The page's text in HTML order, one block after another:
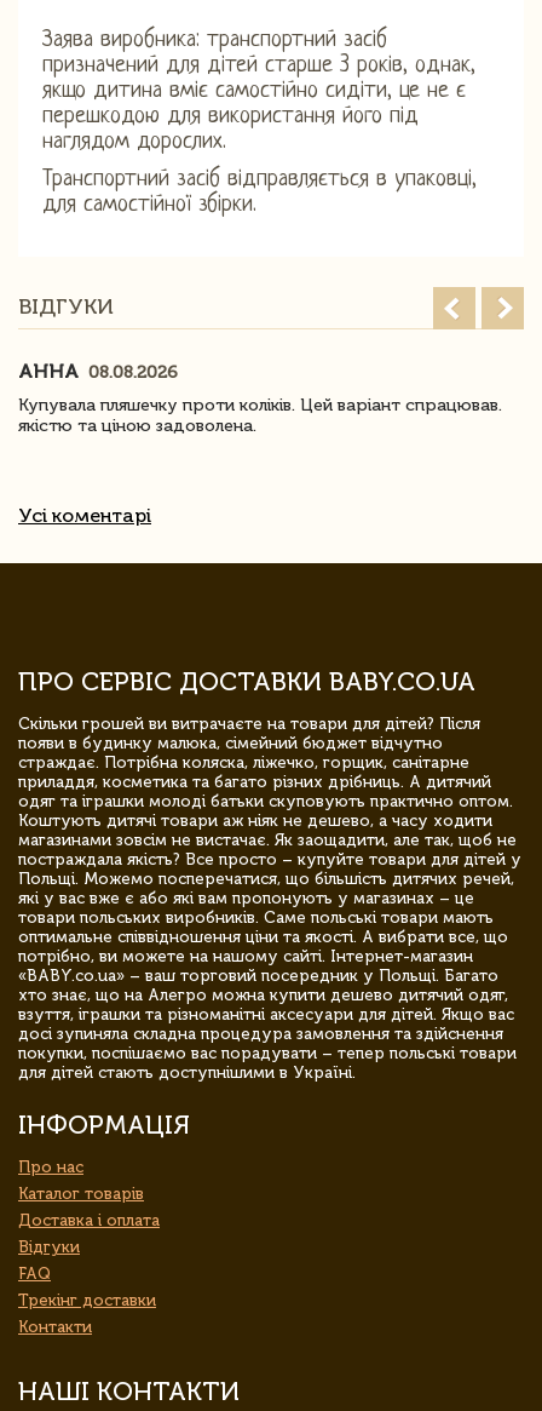
Заява виробника: транспортний засіб
призначений для дітей старше 3 років, однак,
якщо дитина вміє самостійно сидіти, це не є
перешкодою для використання його під
наглядом дорослих.
Транспортний засіб відправляється в упаковці,
для самостійної збірки.
ВІДГУКИ
АННА 08.08.2026
Купувала пляшечку проти коліків. Цей варіант спрацював.
якістю та ціною задоволена.
Усі коментарі
ПРО СЕРВІС ДОСТАВКИ BABY.CO.UA
Скільки грошей ви витрачаєте на товари для дітей? Після
появи в будинку малюка, сімейний бюджет відчутно
страждає. Потрібна коляска, ліжечко, горщик, санітарне
приладдя, косметика та багато різних дрібниць. А дитячий
одяг та іграшки молоді батьки скуповують практично оптом.
Коштують дитячі товари аж ніяк не дешево, а часу ходити
магазинами зовсім не вистачає. Як заощадити, але так, щоб не
постраждала якість? Все просто – купуйте товари для дітей у
Польщі. Можемо посперечатися, що більшість дитячих речей,
які у вас вже є або які вам пропонують у магазинах – це
товари польських виробників. Саме польські товари мають
оптимальне співвідношення ціни та якості. А вибрати все, що
потрібно, ви можете на нашому сайті. Інтернет-магазин
«BABY.co.ua» – ваш торговий посередник у Польщі. Багато
хто знає, що на Алегро можна купити дешево дитячий одяг,
взуття, іграшки та різноманітні аксесуари для дітей. Якщо вас
досі зупиняла складна процедура замовлення та здійснення
покупки, поспішаємо вас порадувати – тепер польські товари
для дітей стають доступнішими в Україні.
ІНФОРМАЦІЯ
Про нас
Каталог товарів
Доставка і оплата
Відгуки
FAQ
Трекінг доставки
Контакти
НАШІ КОНТАКТИ